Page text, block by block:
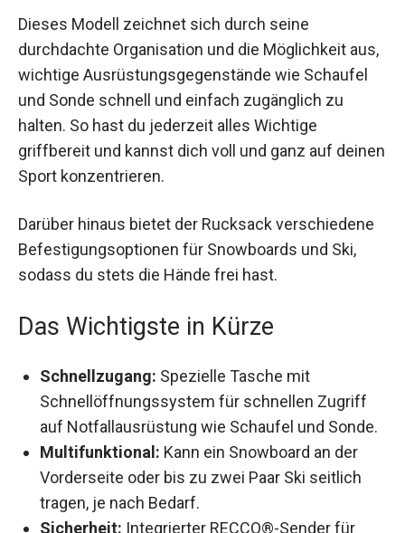
durchdachte Organisation und die Möglichkeit
aus, wichtige Ausrüstungsgegenstände wie
Schaufel und Sonde schnell und einfach
zugänglich zu halten. So hast du jederzeit alles
Wichtige griffbereit und kannst dich voll und ganz
auf deinen Sport konzentrieren.
verschiedene Befestigungsoptionen für
Snowboards und Ski, sodass du stets die Hände
frei hast.
Das Wichtigste in Kürze
Schnellzugang: Spezielle Tasche mit
Schnellöffnungssystem für schnellen Zugriff
auf Notfallausrüstung wie Schaufel und
Sonde.
Multifunktional: Kann ein Snowboard an der
Vorderseite oder bis zu zwei Paar Ski seitlich